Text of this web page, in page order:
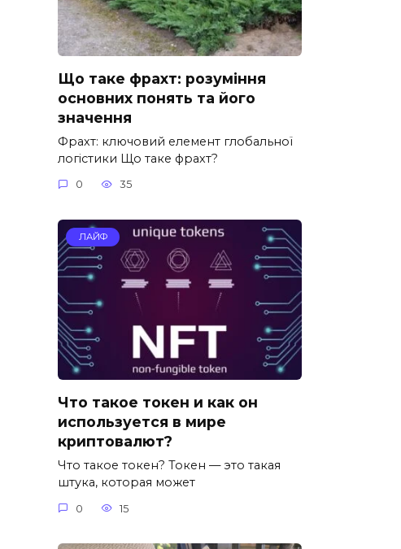
Що таке фрахт: розуміння
основних понять та його
значення
Фрахт: ключовий елемент глобальної
логістики Що таке фрахт?
0 35
ЛАЙФ
Что такое токен и как он
используется в мире
криптовалют?
Что такое токен? Токен — это такая
штука, которая может
0 15